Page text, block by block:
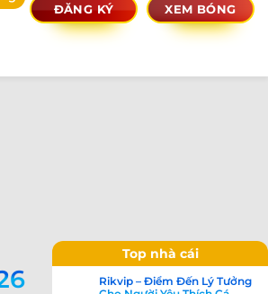
ĐĂNG KÝ XEM BÓNG
Top nhà cái
Rikvip – Điểm Đến Lý Tưởng